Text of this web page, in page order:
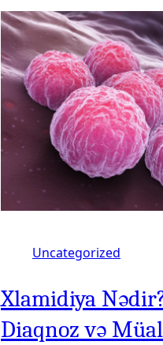
Uncategorized
Xlamidiya
Diaqnoz və